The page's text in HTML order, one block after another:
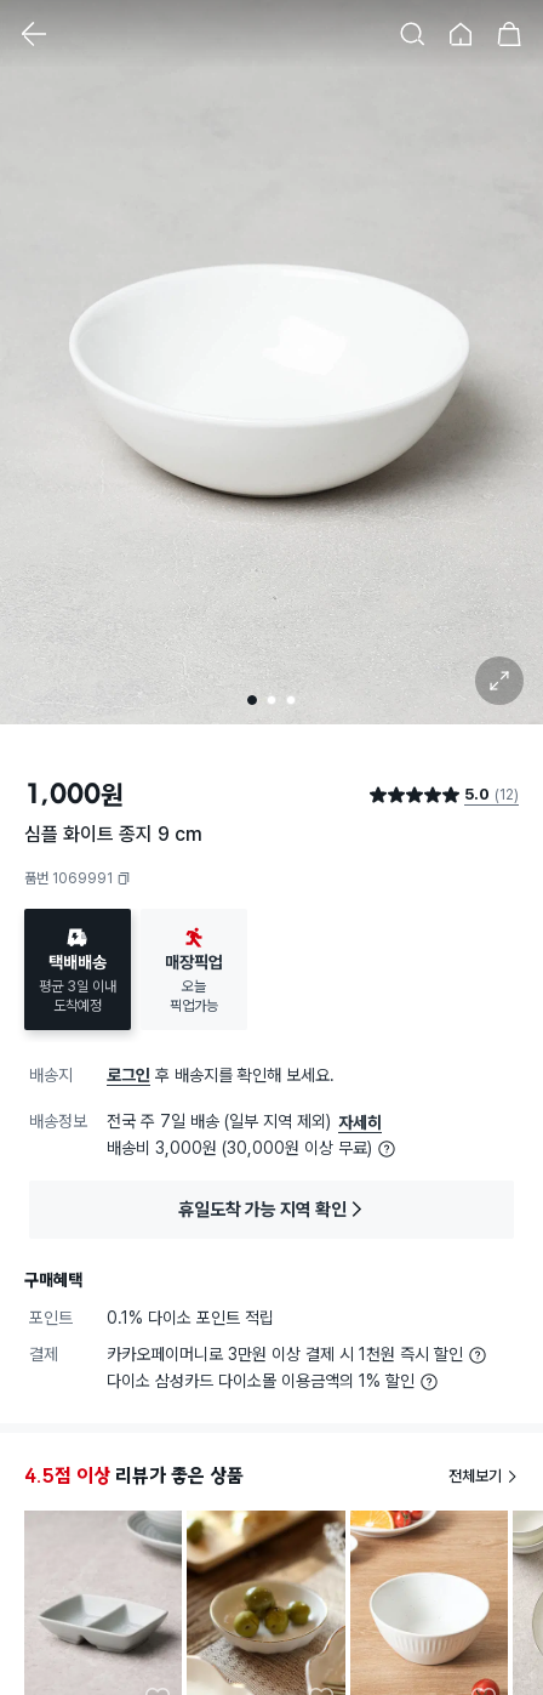
1 2 3
확대 보기
1,000원 별점 5.0점 5.0 (12)
심플 화이트 종지 9 cm
품번 1069991
택배배송
평균 3일 이내
도착예정
매장픽업
오늘
픽업가능
배송지 로그인 후 배송지를 확인해 보세요.
배송정보 전국 주 7일 배송 (일부 지역 제외) 자세히
배송비 3,000원 (30,000원 이상 무료)
휴일도착 가능 지역 확인
구매혜택
포인트
0.1% 다이소 포인트 적립
결제
카카오페이머니로 3만원 이상 결제 시 1천원 즉시 할인
다이소 삼성카드 다이소몰 이용금액의 1% 할인
4.5점 이상 리뷰가 좋은 상품 전체보기